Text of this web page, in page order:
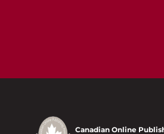
Canadian Online